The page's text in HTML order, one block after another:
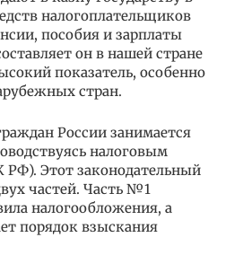
налогоплательщиков
пособия и зарплаты
он в нашей стране
показатель, особенно
стран.
России занимается
налоговым
РФ). Этот законодательный
частей. Часть №1
налогообложения, а
порядок взыскания